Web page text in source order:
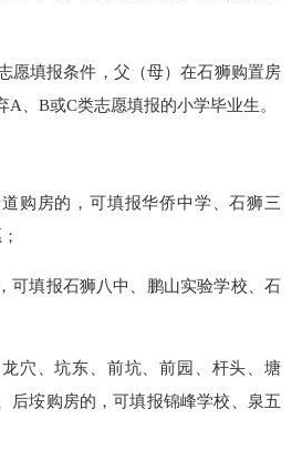
填报条件，父（母）在石狮购置房
、B或C类志愿填报的小学毕业生。
房的，可填报华侨中学、石狮三
填报石狮八中、鹏山实验学校、石
、坑东、前坑、前园、杆头、塘
后垵购房的，可填报锦峰学校、泉五